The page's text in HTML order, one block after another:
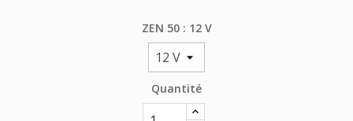
ZEN 50 : 12 V
Quantité